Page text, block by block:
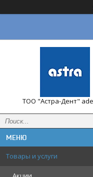
ТОО "Астра-Дент"
Товары и услуги